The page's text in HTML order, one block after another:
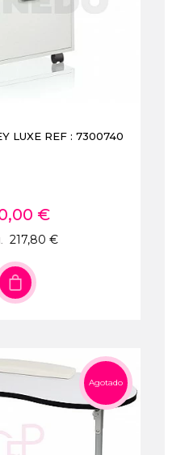
LUXE REF : 7300740
€
217,80 €
Agotado